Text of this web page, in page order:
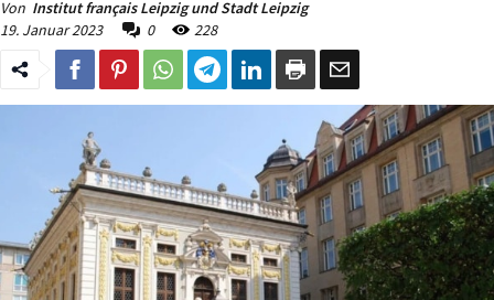
Von Institut français Leipzig und Stadt Leipzig
19. Januar 2023
0 228